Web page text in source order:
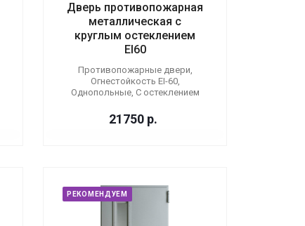
Дверь противопожарная
металлическая с
круглым остеклением
EI60
Противопожарные двери,
Огнестойкость EI-60,
Однопольные, С остеклением
21750 р.
РЕКОМЕНДУЕМ